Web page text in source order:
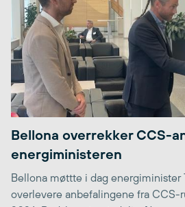
Bellona overrekker CCS-
energiministeren
Bellona møttte i dag energiminister
overlevere anbefalingene fra CCS-